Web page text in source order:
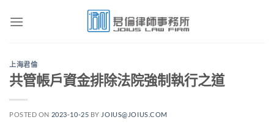
上海君倫
共管帳戶資金排除法院強制執行之道
POSTED ON 2023-10-25 BY JOIUS@JOIUS.COM